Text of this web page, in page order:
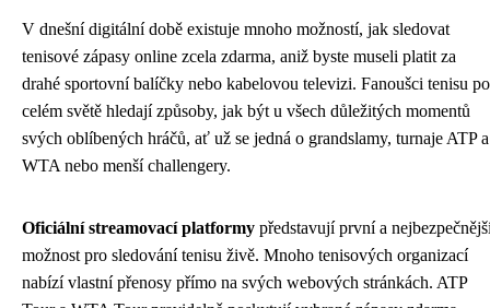
V dnešní digitální době existuje mnoho možností, jak sledovat
tenisové zápasy online zcela zdarma, aniž byste museli platit za
drahé sportovní balíčky nebo kabelovou televizi. Fanoušci tenisu po
celém světě hledají způsoby, jak být u všech důležitých momentů
svých oblíbených hráčů, ať už se jedná o grandslamy, turnaje ATP a
WTA nebo menší challengery.
Oficiální streamovací platformy představují první a
možnost pro sledování tenisu živě. Mnoho tenisových organizací
nabízí vlastní přenosy přímo na svých webových stránkách. ATP